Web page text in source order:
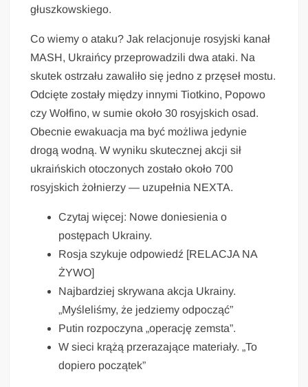
głuszkowskiego.
Co wiemy o ataku? Jak relacjonuje rosyjski kanał
MASH, Ukraińcy przeprowadzili dwa ataki. Na
skutek ostrzału zawaliło się jedno z przęseł mostu.
Odcięte zostały między innymi Tiotkino, Popowo
czy Wołfino, w sumie około 30 rosyjskich osad.
Obecnie ewakuacja ma być możliwa jedynie
drogą wodną. W wyniku skutecznej akcji sił
ukraińskich otoczonych zostało około 700
rosyjskich żołnierzy — uzupełnia NEXTA.
Czytaj więcej: Nowe doniesienia o
postępach Ukrainy.
Rosja szykuje odpowiedź [RELACJA NA
ŻYWO]
Najbardziej skrywana akcja Ukrainy.
„Myśleliśmy, że jedziemy odpocząć”
Putin rozpoczyna „operację zemsta”.
W sieci krążą przerazające materiały. „To
dopiero początek”